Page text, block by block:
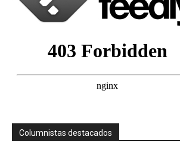
Columnistas destacados